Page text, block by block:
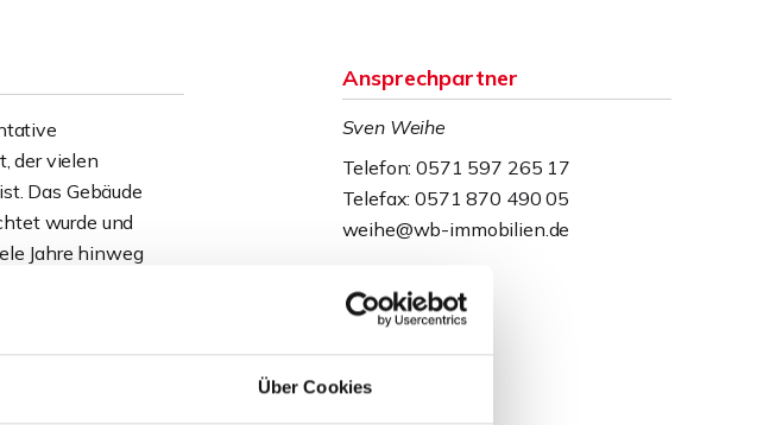
Über Cookies
der vielen
Das Gebäude
wurde und
Jahre hinweg
Teilkellerbereich,
Ansprechpartner
Sven Weihe
Telefon: 0571 597 265 17
Telefax: 0571 870 490 05
weihe@wb-immobilien.de